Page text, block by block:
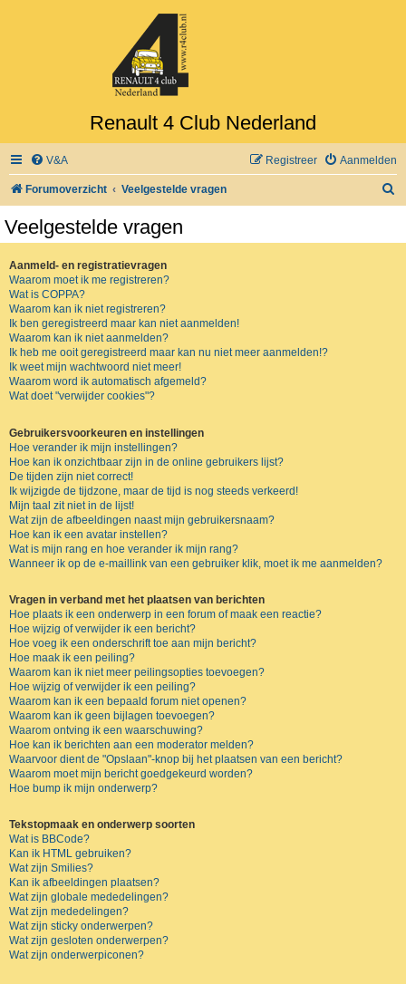
Renault 4 Club Nederland
V&A Aanmelden
Registreer
Forumoverzicht Veelgestelde vragen
Veelgestelde vragen
Aanmeld- en registratievragen
Waarom moet ik me registreren?
Wat is COPPA?
Waarom kan ik niet registreren?
Ik ben geregistreerd maar kan niet aanmelden!
Waarom kan ik niet aanmelden?
Ik heb me ooit geregistreerd maar kan nu niet meer aanmelden!?
Ik weet mijn wachtwoord niet meer!
Waarom word ik automatisch afgemeld?
Wat doet "verwijder cookies"?
Gebruikersvoorkeuren en instellingen
Hoe verander ik mijn instellingen?
Hoe kan ik onzichtbaar zijn in de online gebruikers lijst?
De tijden zijn niet correct!
Ik wijzigde de tijdzone, maar de tijd is nog steeds verkeerd!
Mijn taal zit niet in de lijst!
Wat zijn de afbeeldingen naast mijn gebruikersnaam?
Hoe kan ik een avatar instellen?
Wat is mijn rang en hoe verander ik mijn rang?
Wanneer ik op de e-maillink van een gebruiker klik, moet ik me aanmelden?
Vragen in verband met het plaatsen van berichten
Hoe plaats ik een onderwerp in een forum of maak een reactie?
Hoe wijzig of verwijder ik een bericht?
Hoe voeg ik een onderschrift toe aan mijn bericht?
Hoe maak ik een peiling?
Waarom kan ik niet meer peilingsopties toevoegen?
Hoe wijzig of verwijder ik een peiling?
Waarom kan ik een bepaald forum niet openen?
Waarom kan ik geen bijlagen toevoegen?
Waarom ontving ik een waarschuwing?
Hoe kan ik berichten aan een moderator melden?
Waarvoor dient de "Opslaan"-knop bij het plaatsen van een bericht?
Waarom moet mijn bericht goedgekeurd worden?
Hoe bump ik mijn onderwerp?
Tekstopmaak en onderwerp soorten
Wat is BBCode?
Kan ik HTML gebruiken?
Wat zijn Smilies?
Kan ik afbeeldingen plaatsen?
Wat zijn globale mededelingen?
Wat zijn mededelingen?
Wat zijn sticky onderwerpen?
Wat zijn gesloten onderwerpen?
Wat zijn onderwerpiconen?